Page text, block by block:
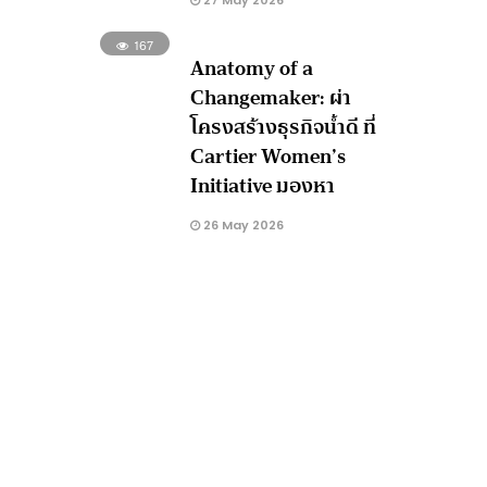
167
Anatomy of a
Changemaker: ผ่า
โครงสร้างธุรกิจน้ำดี ที่
Cartier Women’s
Initiative มองหา
26 May 2026